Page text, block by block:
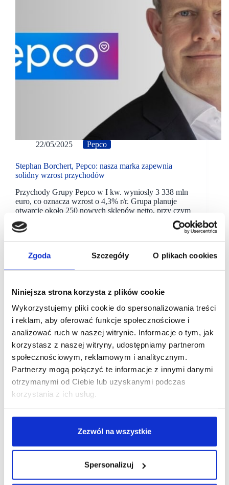
Zgoda Szczegóły O plikach cookies
Niniejsza strona korzysta z plików cookie
Wykorzystujemy pliki cookie do spersonalizowania treści
i reklam, aby oferować funkcje społecznościowe i
analizować ruch w naszej witrynie. Informacje o tym, jak
korzystasz z naszej witryny, udostępniamy partnerom
społecznościowym, reklamowym i analitycznym.
Partnerzy mogą połączyć te informacje z innymi danymi
otrzymanymi od Ciebie lub uzyskanymi podczas
korzystania z ich usług.
Zezwól na wszystkie
Spersonalizuj
22/05/2025 Pepco
Stephan Borchert, Pepco: nasza marka zapewnia
solidny wzrost przychodów
Przychody Grupy Pepco w I kw. wyniosły 3 338 mln
euro, co oznacza wzrost o 4,3% r/r. Grupa planuje
otwarcie około 250 nowych sklepów netto, przy czym
dotyczyć będą one głównie marki Pepco.
31/03/2025 Pepco #scf2025spring